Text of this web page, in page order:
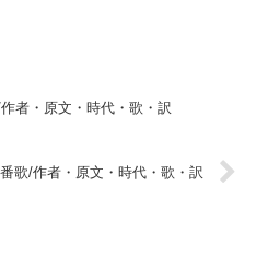
者・原文・時代・歌・訳
歌/作者・原文・時代・歌・訳